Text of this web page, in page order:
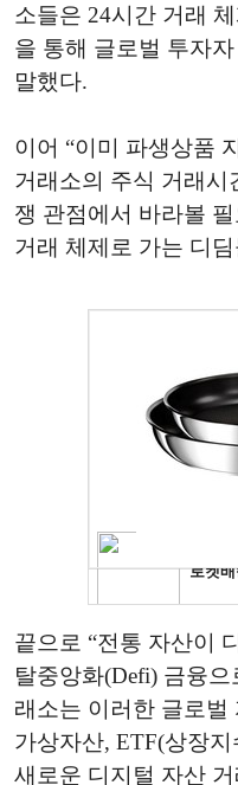
소들은 24시간 거래
을 통해 글로벌 투자
말했다.
이어 “이미 파생상품
거래소의 주식 거래시
쟁 관점에서 바라볼
거래 체제로 가는 디
끝으로 “전통 자산이
탈중앙화(Defi) 금융으
래소는 이러한 글로벌
가상자산, ETF(상장
새로운 디지털 자산